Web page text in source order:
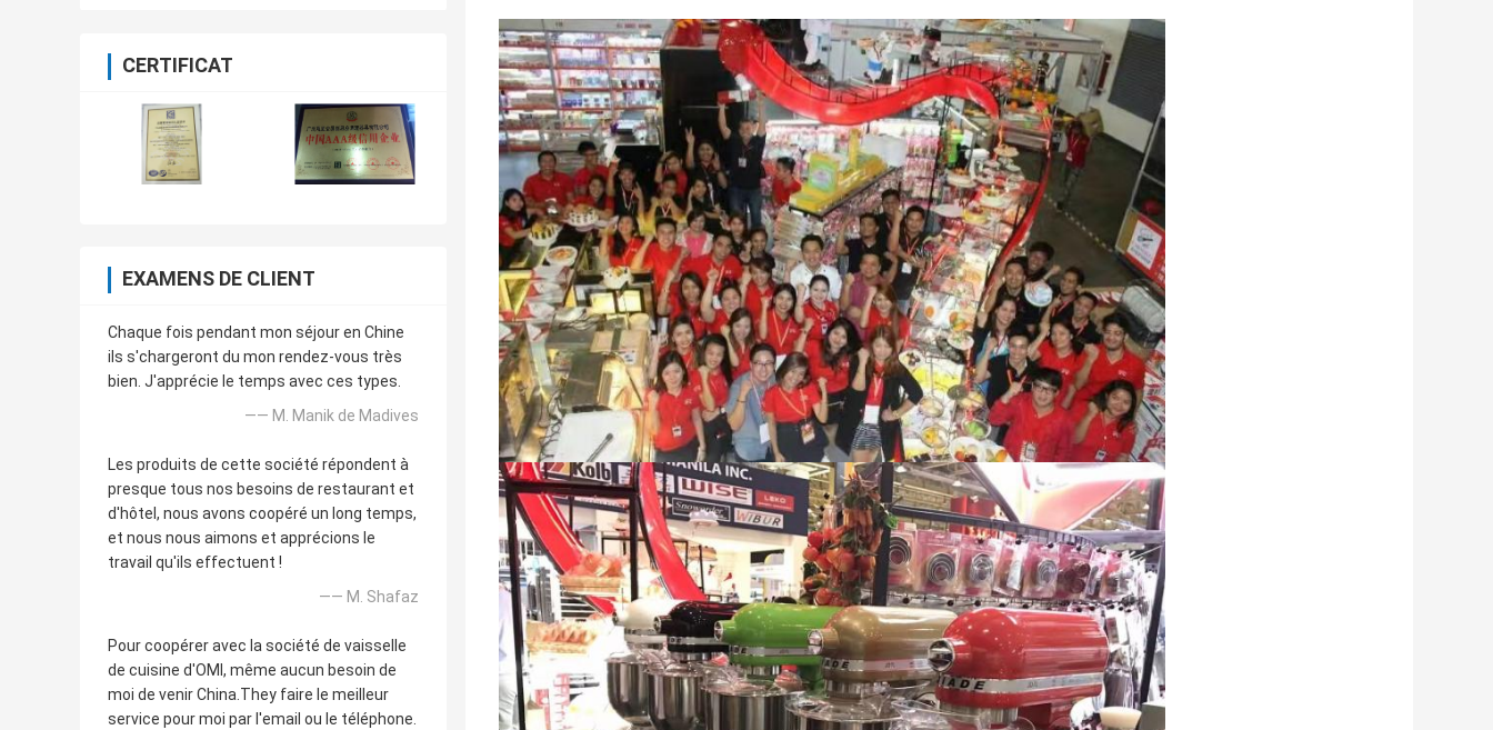
CERTIFICAT
EXAMENS DE CLIENT
Chaque fois pendant mon séjour en Chine
ils s'chargeront du mon rendez-vous très
bien. J'apprécie le temps avec ces types.
—— M. Manik de Madives
Les produits de cette société répondent à
presque tous nos besoins de restaurant et
d'hôtel, nous avons coopéré un long temps,
et nous nous aimons et apprécions le
travail qu'ils effectuent !
—— M. Shafaz
Pour coopérer avec la société de vaisselle
de cuisine d'OMI, même aucun besoin de
moi de venir China.They faire le meilleur
service pour moi par l'email ou le téléphone.